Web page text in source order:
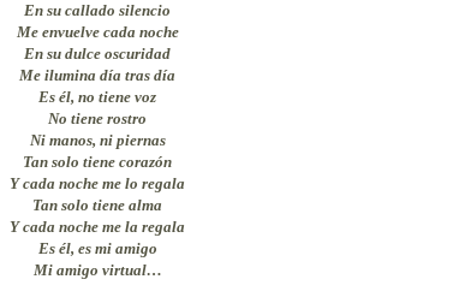
En su callado silencio
Me envuelve cada noche
En su dulce oscuridad
Me ilumina día tras día
Es él, no tiene voz
No tiene rostro
Ni manos, ni piernas
Tan solo tiene corazón
Y cada noche me lo regala
Tan solo tiene alma
Y cada noche me la regala
Es él, es mi amigo
Mi amigo virtual…